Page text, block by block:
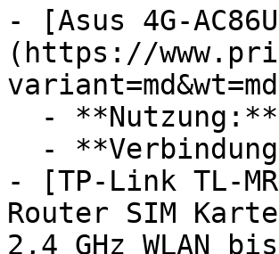
- [Asus 4G-
(https://
- [TP-Link TL-
Router SIM
2,4 GHz WLAN